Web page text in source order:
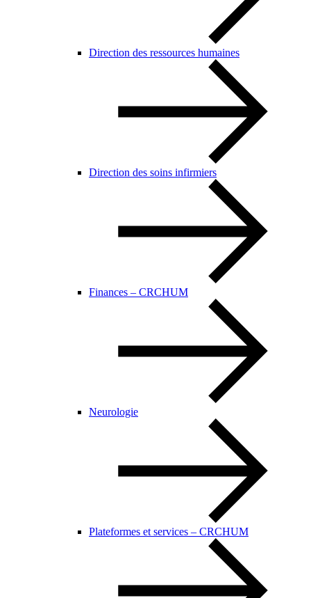
Direction des ressources humaines
Direction des soins infirmiers
Finances – CRCHUM
Neurologie
Plateformes et services – CRCHUM